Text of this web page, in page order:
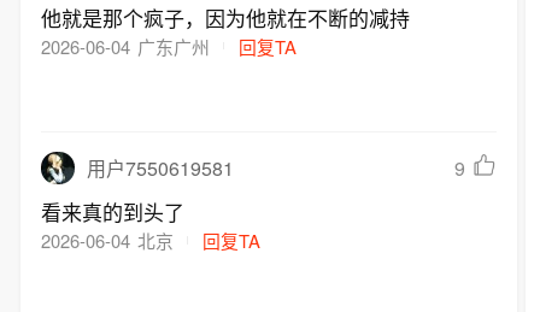
他就是那个疯子，因为他就在不断的减持
2026-06-04 广东广州 回复TA
用户7550619581 9
看来真的到头了
2026-06-04 北京 回复TA